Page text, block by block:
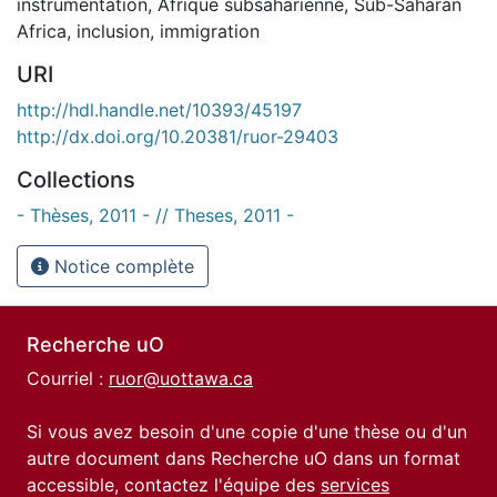
Africa, inclusion, immigration
URI
http://hdl.handle.net/10393/45197
http://dx.doi.org/10.20381/ruor-29403
Collections
- Thèses, 2011 - // Theses, 2011 -
Notice complète
Recherche uO
Courriel : ruor@uottawa.ca
Si vous avez besoin d'une copie d'une thèse ou d'un
autre document dans Recherche uO dans un format
accessible, contactez l'équipe des services